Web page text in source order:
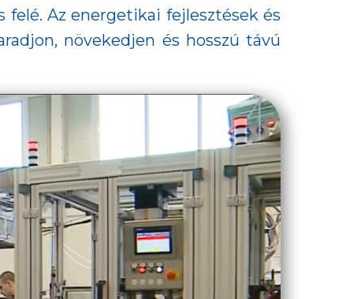
Az energetikai fejlesztések és
növekedjen és hosszú távú